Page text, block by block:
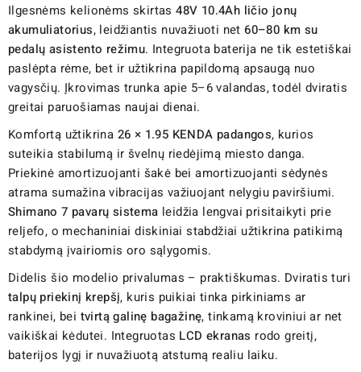
Ilgesnėms kelionėms skirtas48V 10.4Ah ličio jonų
akumuliatorius, leidžiantis nuvažiuoti net 60–80 km su
pedalų asistento režimu. Integruota baterija ne tik estetiškai
paslėpta rėme, bet ir užtikrina papildomą apsaugą nuo
vagysčių. Įkrovimas trunka apie 5–6 valandas, todėl dviratis
greitai paruošiamas naujai dienai.
Komfortą užtikrina 26 × 1.95 KENDA padangos, kurios
suteikia stabilumą ir švelnų riedėjimą miesto danga.
Priekinė amortizuojanti šakė bei amortizuojanti sėdynės
atrama sumažina vibracijas važiuojant nelygiu paviršiumi.
Shimano 7 pavarų sistema leidžia lengvai prisitaikyti prie
reljefo, o mechaniniai diskiniai stabdžiai užtikrina patikimą
stabdymą įvairiomis oro sąlygomis.
Didelis šio modelio privalumas – praktiškumas. Dviratis turi
talpų priekinį krepšį, kuris puikiai tinka pirkiniams ar
rankinei, bei tvirtą galinę bagažinę, tinkamą kroviniui ar net
vaikiškai kėdutei. Integruotas LCD ekranas rodo greitį,
baterijos lygį ir nuvažiuotą atstumą realiu laiku.